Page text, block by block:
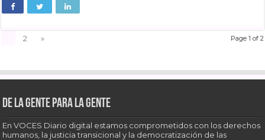
Page 1 of 2
2 »
De la gente para la gente
En VOCES Diario digital estamos comprometidos con los derechos
humanos, la justicia transicional y la democratización de las